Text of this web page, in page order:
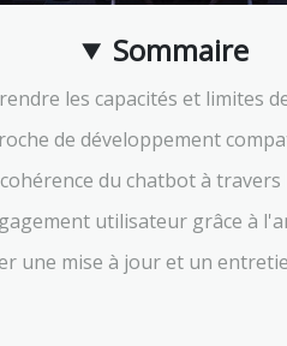
Sommaire
les capacités et limites
de développement
du chatbot à
utilisateur grâce à
une mise à jour et un